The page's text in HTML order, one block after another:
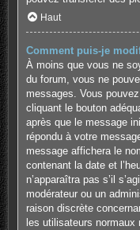
Haut
Comment puis-je
À moins que vous ne
du forum, vous ne
messages. Vous
cliquant le bouton
après que le message
répondu à votre
message affichera le
contenant la date et
n’apparaîtra pas s’il
modérateur ou un
raison discrète
les utilisateurs normaux